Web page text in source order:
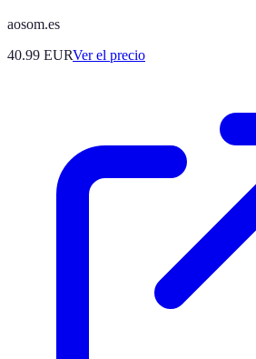
aosom.es
40.99 EURVer el precio